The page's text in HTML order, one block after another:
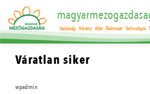
Gazdaság Növény Állat Élelmiszer Technológia
Váratlan siker
wpadmin